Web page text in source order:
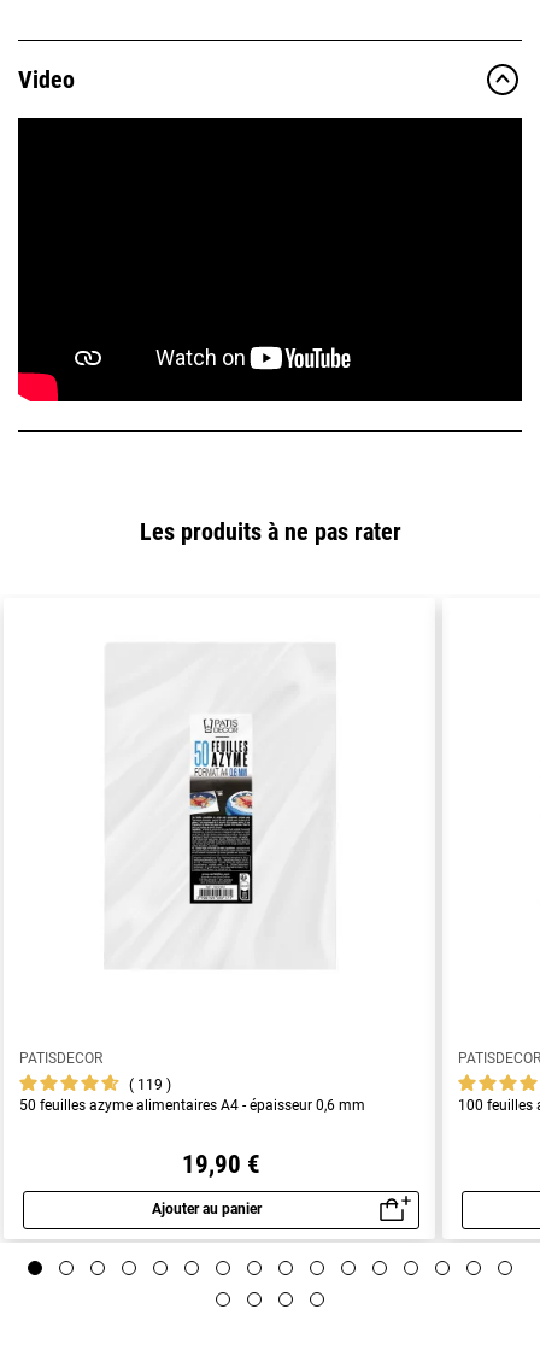
Video
Les produits à ne pas rater
PATISDECOR
119
50 feuilles azyme alimentaires A4 - épaisseur 0,6 mm
19,90 €
Ajouter au panier
Aperçu rapide
100 feuilles